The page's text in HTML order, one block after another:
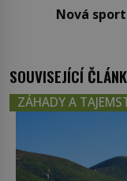
Nová
SOUVISEJÍCÍ
ZÁHADY A